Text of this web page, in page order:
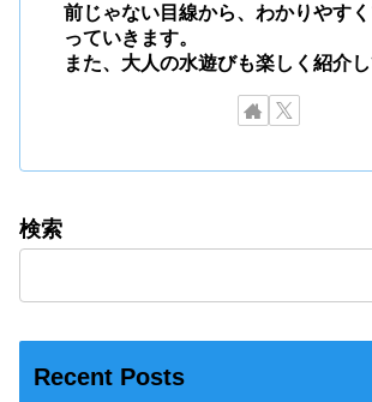
前じゃない目線から、わかりやす
っていきます。
また、大人の水遊びも楽しく紹介
検索
Recent Posts